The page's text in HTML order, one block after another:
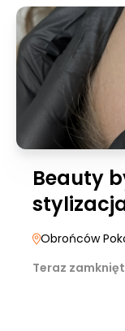
Beauty
Obrońców
Teraz